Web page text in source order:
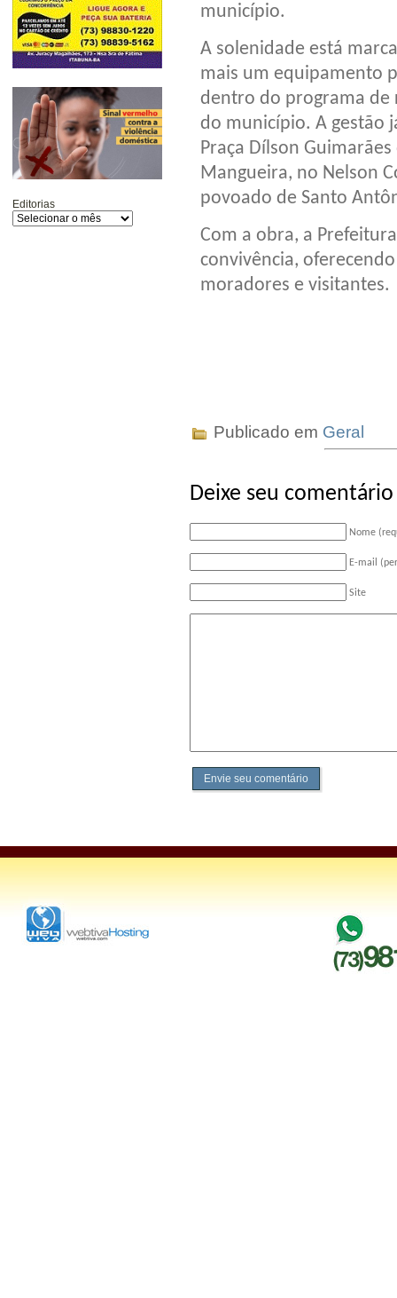
Editorias
município.
A solenidade está
mais um equipamento
dentro do programa de
do município. A gestão
Praça Dílson
Mangueira, no Nelson
povoado de Santo
Com a obra, a
convivência,
moradores e visitantes.
Publicado em Geral
Deixe seu comentário
Nome
E-mail
Site
Envie seu comentário